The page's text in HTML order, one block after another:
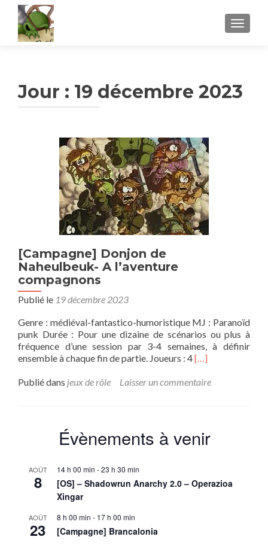
Jour : 19 décembre 2023
[Campagne] Donjon de
Naheulbeuk- A l’aventure
compagnons
Publié le 19 décembre 2023
Genre : médiéval-fantastico-humoristique MJ : Paranoïd
punk Durée : Pour une dizaine de scénarios ou plus à
fréquence d’une session par 3-4 semaines, à définir
ensemble à chaque fin de partie. Joueurs : 4En
plus
A
[…]
Publié dans jeux de rôle Laisser un commentaire
Évènements à venir
AOÛT
8
14 h 00 min -23 h 30 min
[OS] – Shadowrun Anarchy 2.0 – Operazioa
Xingar
AOÛT
23
8 h 00 min - 17 h 00 min
[Campagne] Brancalonia